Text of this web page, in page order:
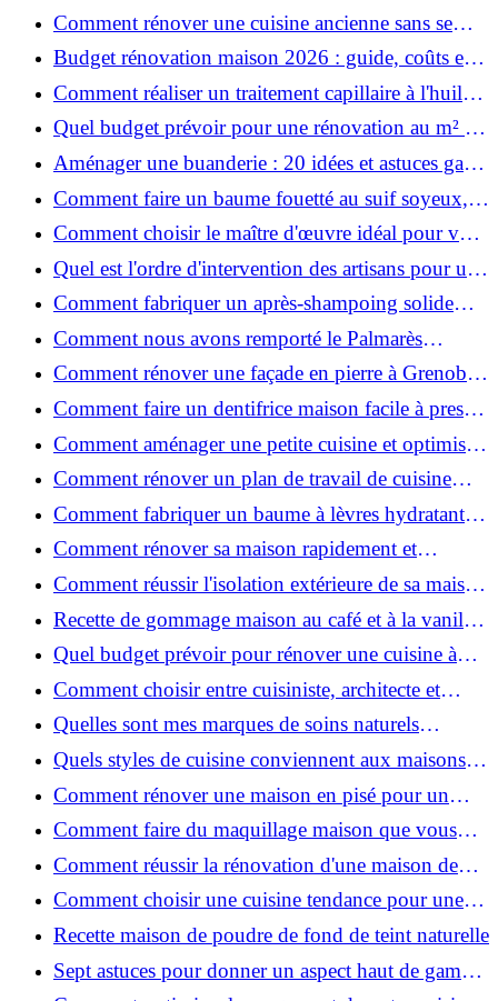
maison ?
Comment rénover une cuisine ancienne sans se
ruiner ?
Budget rénovation maison 2026 : guide, coûts et
astuces
Comment réaliser un traitement capillaire à l'huile
maison efficace ?
Quel budget prévoir pour une rénovation au m² en
2026 ?
Aménager une buanderie : 20 idées et astuces gain
de place pour un espace fonctionnel et stylé
Comment faire un baume fouetté au suif soyeux,
fait maison ?
Comment choisir le maître d'œuvre idéal pour vos
travaux de rénovation ?
Quel est l'ordre d'intervention des artisans pour une
rénovation ?
Comment fabriquer un après-shampoing solide
naturel pour cheveux ?
Comment nous avons remporté le Palmarès
(Ré)HABITER 2025 : les coulisses du projet primé
?
Comment rénover une façade en pierre à Grenoble
: techniques, coûts et conseils
Comment faire un dentifrice maison facile à presser
?
Comment aménager une petite cuisine et optimiser
chaque centimètre carré ?
Comment rénover un plan de travail de cuisine
facilement : guide étape par étape
Comment fabriquer un baume à lèvres hydratant et
naturel au suif ?
Comment rénover sa maison rapidement et
efficacement ?
Comment réussir l'isolation extérieure de sa maison
pour une rénovation performante et durable ?
Recette de gommage maison au café et à la vanille
pour une peau douce
Quel budget prévoir pour rénover une cuisine à
Voiron en 2026 : coûts et aides locales ?
Comment choisir entre cuisiniste, architecte et
contractant général à Voiron ?
Quelles sont mes marques de soins naturels
préférées ?
Quels styles de cuisine conviennent aux maisons et
appartements du Voironnais ?
Comment rénover une maison en pisé pour un
habitat sain et performant ?
Comment faire du maquillage maison que vous
utiliserez vraiment ?
Comment réussir la rénovation d'une maison de
ville en 2026 ?
Comment choisir une cuisine tendance pour une
rénovation en 2026 ?
Recette maison de poudre de fond de teint naturelle
Sept astuces pour donner un aspect haut de gamme
à votre cuisine